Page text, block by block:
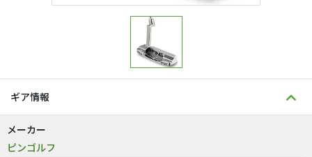
ギア情報
メーカー
ピンゴルフ